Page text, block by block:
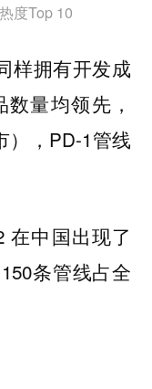
度Top 10
样拥有开发成
量均领先，
），PD-1管线
在中国出现了
条管线占全